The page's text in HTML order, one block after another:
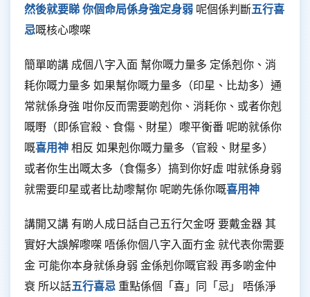
然後就要睇你個命局係身強定身弱 呢個係判斷五行喜
忌嘅核心嚟㗎
簡單啲講 成個八字入面 幫你嘅力量多 定係剋你、消
耗你嘅力量多 如果幫你嘅力量多（印星、比劫多）通
常就係身強 咁你反而需要啲剋你、消耗你、或者你剋
嘅嘢（即係官殺、食傷、財星）嚟平衡番 呢啲就係你
嘅喜用神相反 如果剋你嘅力量多（官殺、財星多）
或者你生出嘅太多（食傷多）搞到你好虛 咁就係身弱
就需要印星或者比劫嚟幫你 呢啲先係你嘅喜用神
講開又講 有啲人成日話自己五行欠金呀 要戴金器 其
實好大誤解嚟㗎 唔係你個八字入面冇金 就代表你需要
金 可能你本身就係身弱 金係剋你嘅官殺 再多啲金仲
衰 所以話五行喜忌 重點係個「喜」同「忌」 唔係淨